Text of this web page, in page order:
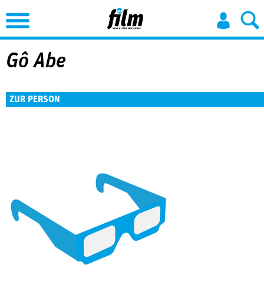
Jump to Navigation
Gô Abe
ZUR PERSON